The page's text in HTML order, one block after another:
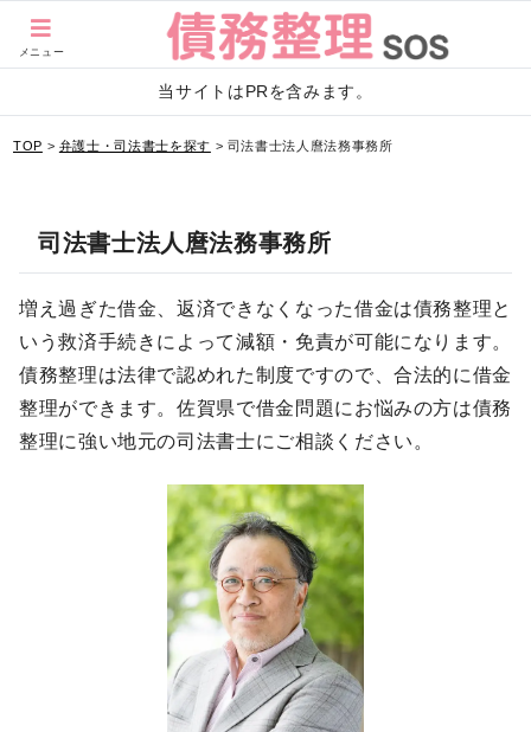
当サイトはPRを含みます。
TOP > 弁護士・司法書士を探す > 司法書士法人麿法務事務所
司法書士法人麿法務事務所
増え過ぎた借金、返済できなくなった借金は債務整理と
いう救済手続きによって減額・免責が可能になります。
債務整理は法律で認めれた制度ですので、合法的に借金
整理ができます。佐賀県で借金問題にお悩みの方は債務
整理に強い地元の司法書士にご相談ください。
メニュー